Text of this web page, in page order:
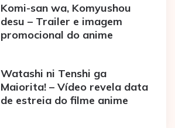
Komi-san wa, Komyushou
desu – Trailer e imagem
promocional do anime
Watashi ni Tenshi ga
Maiorita! – Vídeo revela data
de estreia do filme anime